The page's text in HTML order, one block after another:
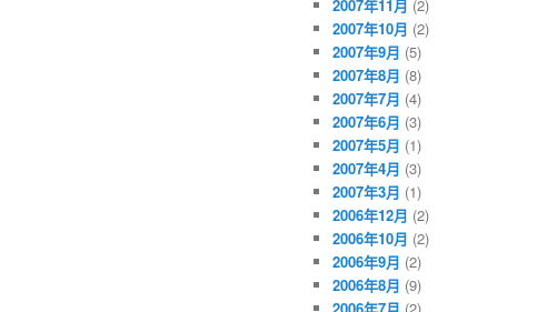
2007年11月 (2)
2007年10月 (2)
2007年9月 (5)
2007年8月 (8)
2007年7月 (4)
2007年6月 (3)
2007年5月 (1)
2007年4月 (3)
2007年3月 (1)
2006年12月 (2)
2006年10月 (2)
2006年9月 (2)
2006年8月 (9)